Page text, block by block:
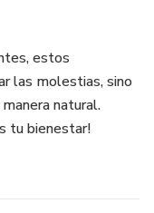
estos
las molestias, sino
natural.
tu bienestar!